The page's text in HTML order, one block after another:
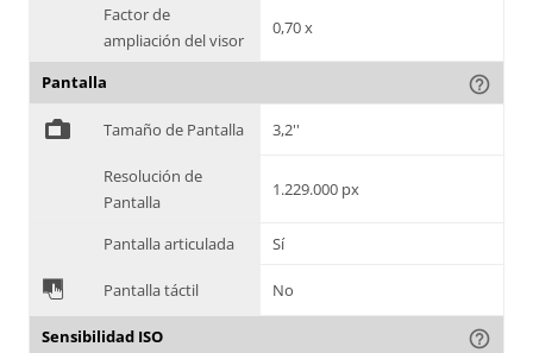
Factor de
ampliación del visor
0,70 x
Pantalla help_outline
% Tamaño de Pantalla 3,2''
Resolución de
Pantalla
1.229.000 px
Pantalla articulada Sí
& Pantalla táctil No
Sensibilidad ISO help_outline